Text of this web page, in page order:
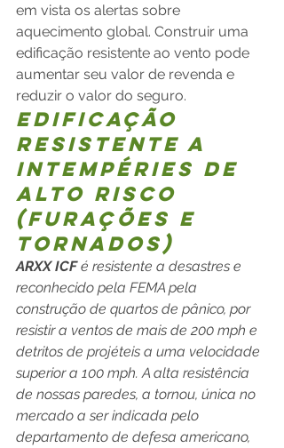
em vista os alertas sobre
aquecimento global. Construir uma
edificação resistente ao vento pode
aumentar seu valor de revenda e
reduzir o valor do seguro.
Edificação
resistente a
intempéries de
alto risco
(furações e
tornados)
ARXX ICF é resistente a desastres e
reconhecido pela FEMA pela
construção de quartos de pânico, por
resistir a ventos de mais de 200 mph e
detritos de projéteis a uma velocidade
superior a 100 mph. A alta resistência
de nossas paredes, a tornou, única no
mercado a ser indicada pelo
departamento de defesa americano,